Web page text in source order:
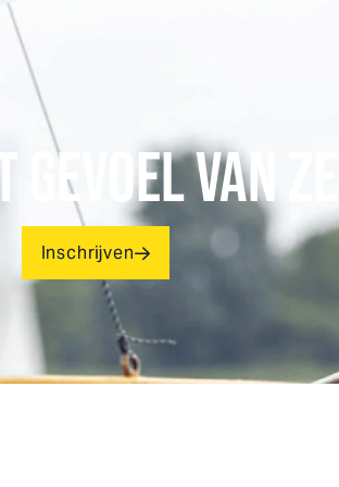
GEVOEL VAN
Inschrijven